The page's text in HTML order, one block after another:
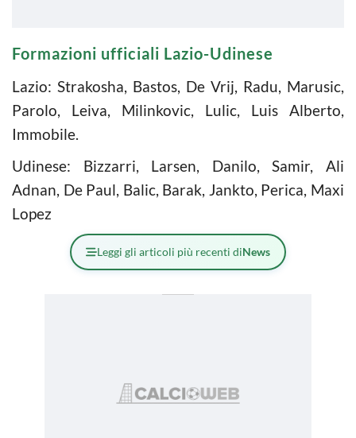
Formazioni ufficiali Lazio-Udinese
Lazio: Strakosha, Bastos, De Vrij, Radu, Marusic,
Parolo, Leiva, Milinkovic, Lulic, Luis Alberto,
Immobile.
Udinese: Bizzarri, Larsen, Danilo, Samir, Ali
Adnan, De Paul, Balic, Barak, Jankto, Perica, Maxi
Lopez
Leggi gli articoli più recenti diNews